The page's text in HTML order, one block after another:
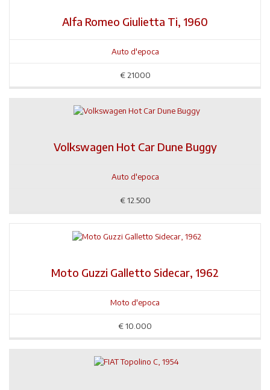
Alfa Romeo Giulietta Ti, 1960
Auto d'epoca
€ 21000
Volkswagen Hot Car Dune Buggy
Auto d'epoca
€ 12.500
Moto Guzzi Galletto Sidecar, 1962
Moto d'epoca
€10.000